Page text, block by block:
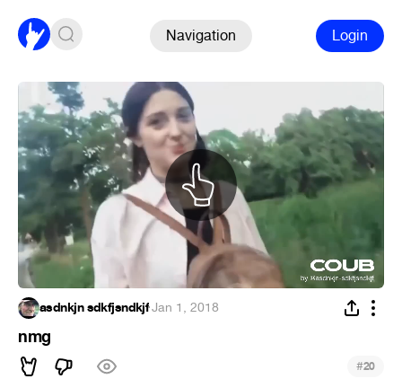
Navigation Login
asdnkjn sdkfjsndkjf·Jan 1, 2018
nmg
#20